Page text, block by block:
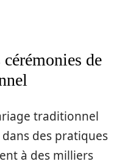
de
traditionnel
des pratiques
à des milliers